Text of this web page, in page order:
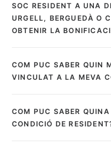
SOC RESIDENT A UNA
URGELL, BERGUEDÀ O
OBTENIR LA
COM PUC SABER QUIN
VINCULAT A LA MEVA
COM PUC SABER
CONDICIÓ DE